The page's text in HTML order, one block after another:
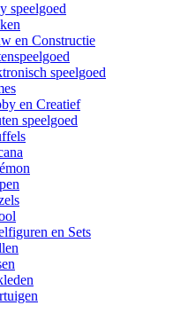
speelgoed
en Constructie
speelgoed
en Creatief
speelgoed
en Sets